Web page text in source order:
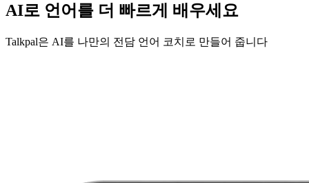
AI로 언어를 더 빠르게 배우세요
Talkpal은 AI를 나만의 전담 언어 코치로 만들어 줍니다